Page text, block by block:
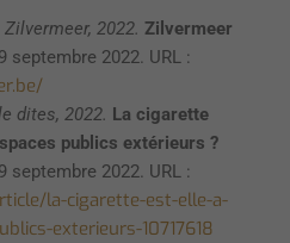
2022. Zilvermeer
septembre 2022. URL :
dites, 2022. La cigarette
publics extérieurs ?
septembre 2022. URL :
la-cigarette-est-elle-a-
exterieurs-10717618